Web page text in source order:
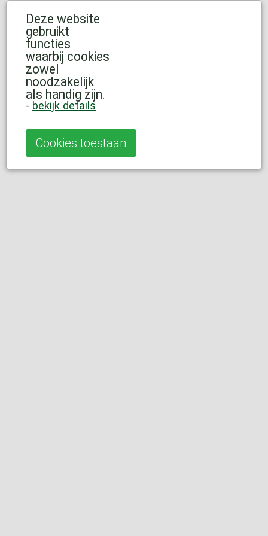
Deze website
gebruikt
functies
waarbij cookies
zowel
noodzakelijk
als handig zijn.
- bekijk details
Cookies toestaan